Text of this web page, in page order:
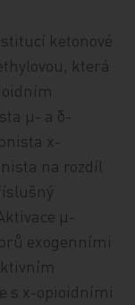
ketonové
která
µ- a δ-
χ-
na rozdíl
µ-
exogenními
s χ-opioidními